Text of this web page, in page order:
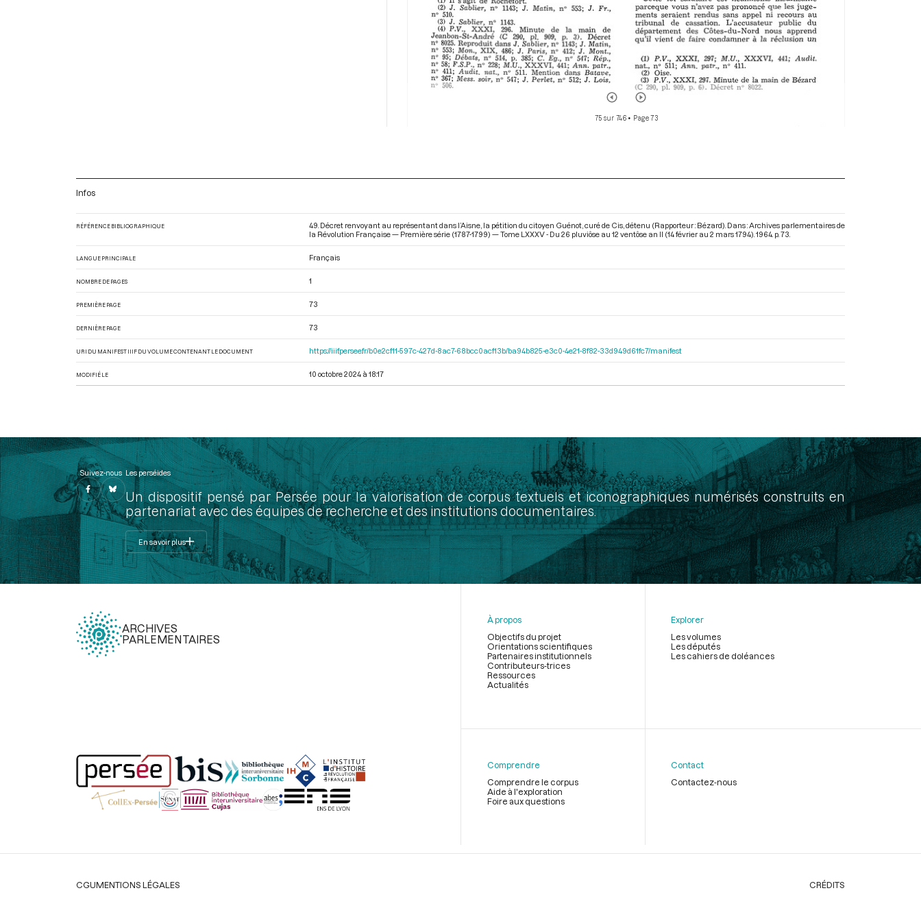
75 sur 746• Page 73
Infos
RÉFÉRENCE BIBLIOGRAPHIQUE
49. Décret renvoyant au représentant dans l’Aisne, la pétition du citoyen Guénot, curé de Cis, détenu (Rapporteur : Bézard). Dans : Archives parlementaires de
la Révolution Française — Première série (1787-1799) — Tome LXXXV - Du 26 pluviôse au 12 ventôse an II (14 février au 2 mars 1794) . 1964. p. 73.
LANGUE PRINCIPALE Français
NOMBRE DE PAGES 1
PREMIÈRE PAGE 73
DERNIÈRE PAGE 73
URI DU MANIFEST IIIF DU VOLUME CONTENANT LE DOCUMENT https://iiif.persee.fr/b0e2cf11-597c-427d-8ac7-68bcc0acf13b/ba94b825-e3c0-4e21-8f82-33d949d61fc7/manifest
MODIFIÉ LE 10 octobre 2024 à 18:17
Suivez-nous Les perséides
Un dispositif pensé par Persée pour la valorisation de corpus textuels et iconographiques numérisés construits en
partenariat avec des équipes de recherche et des institutions documentaires.
En savoir plus
ARCHIVES
PARLEMENTAIRES
page
À propos
Objectifs du projet
Orientations scientifiques
Partenaires institutionnels
Contributeurs-trices
Ressources
Actualités
Explorer
Les volumes
Les députés
Les cahiers de doléances
Comprendre
Comprendre le corpus
Aide à l'exploration
Foire aux questions
Contact
Contactez-nous
Légal
CGUMENTIONS LÉGALES CRÉDITS